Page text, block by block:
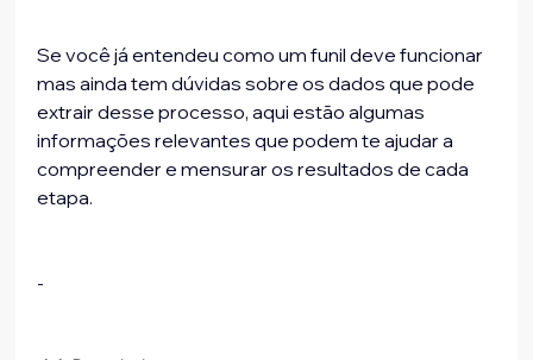
Se você já entendeu como um funil deve funcionar
mas ainda tem dúvidas sobre os dados que pode
extrair desse processo, aqui estão algumas
informações relevantes que podem te ajudar a
compreender e mensurar os resultados de cada
etapa.
-